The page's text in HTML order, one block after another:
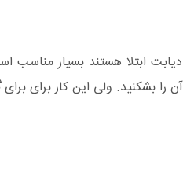
دیابت ابتلا هستند بسیار
را بشکنید. ولی این کار برای برای